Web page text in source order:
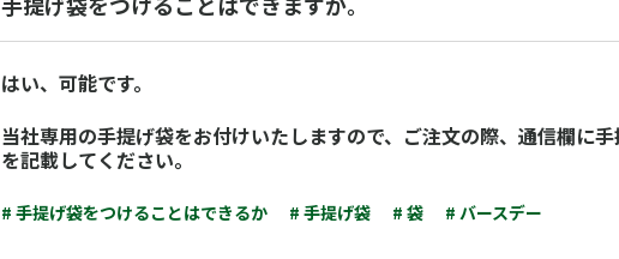
はい、可能です。
当社専用の手提げ袋をお付けいたしますので、ご注文の際、通信欄に
を記載してください。
# 手提げ袋をつけることはできるか # 手提げ袋 # 袋 # バースデー